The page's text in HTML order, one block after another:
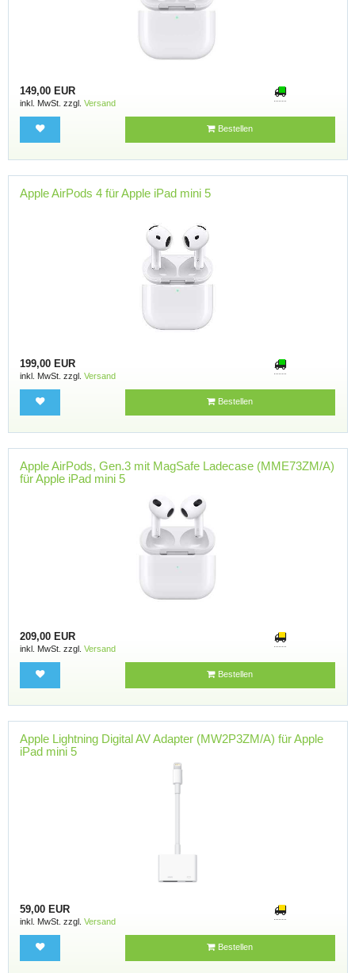
149,00 EUR
inkl. MwSt. zzgl. Versand
Bestellen
Apple AirPods 4 für Apple iPad mini 5
199,00 EUR
inkl. MwSt. zzgl. Versand
Bestellen
Apple AirPods, Gen.3 mit MagSafe Ladecase (MME73ZM/A)
für Apple iPad mini 5
209,00 EUR
inkl. MwSt. zzgl. Versand
Bestellen
Apple Lightning Digital AV Adapter (MW2P3ZM/A) für Apple
iPad mini 5
59,00 EUR
inkl. MwSt. zzgl. Versand
Bestellen